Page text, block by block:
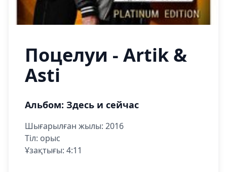
Поцелуи - Artik &
Asti
Альбом: Здесь и сейчас
Шығарылған жылы: 2016
Тіл: орыс
Ұзақтығы: 4:11